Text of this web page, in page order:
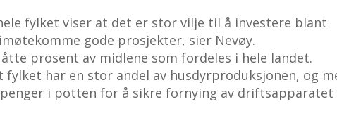
fylket viser at det er stor vilje til å investere blant
gode prosjekter, sier Nevøy.
prosent av midlene som fordeles i hele landet.
har en stor andel av husdyrproduksjonen, og
i potten for å sikre fornying av driftsapparatet